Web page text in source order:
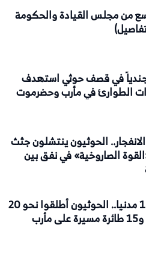
من مجلس القيادة والحكومة
45 جندياً في قصف حوثي استهدف
الطوارئ في مأرب وحضرموت
الحوثيون ينتشلون جثث
الصاروخية» في نفق بين
مقتل وإصابة 16 مدنيا.. الحوثيون أطلقوا نحو 20